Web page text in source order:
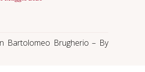
Bartolomeo Brugherio – By